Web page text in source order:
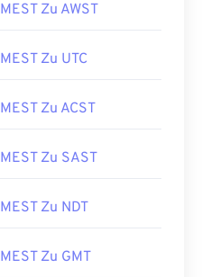
MEST Zu AWST
MEST Zu UTC
MEST Zu ACST
MEST Zu SAST
MEST Zu NDT
MEST Zu GMT